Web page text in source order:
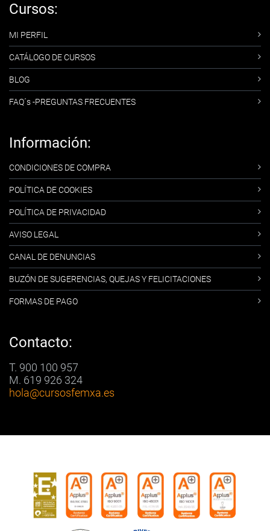
Cursos:
MI PERFIL
CATÁLOGO DE CURSOS
BLOG
FAQ´s -PREGUNTAS FRECUENTES
Información:
CONDICIONES DE COMPRA
POLÍTICA DE COOKIES
POLÍTICA DE PRIVACIDAD
AVISO LEGAL
CANAL DE DENUNCIAS
BUZÓN DE SUGERENCIAS, QUEJAS Y FELICITACIONES
FORMAS DE PAGO
Contacto:
T. 900 100 957
M. 619 926 324
hola@cursosfemxa.es